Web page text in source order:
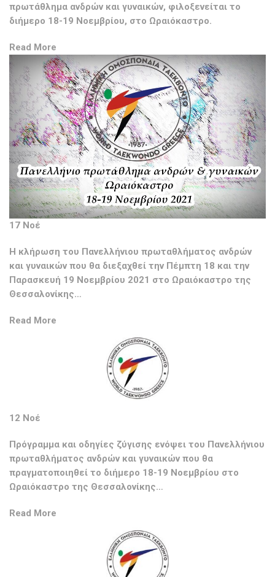
πρωτάθλημα ανδρών και γυναικών, φιλοξενείται το
διήμερο 18-19 Νοεμβρίου, στο Ωραιόκαστρο.
Read More
17 Νοέ
Η κλήρωση του Πανελλήνιου πρωταθλήματος ανδρών
και γυναικών που θα διεξαχθεί την Πέμπτη 18 και την
Παρασκευή 19 Νοεμβρίου 2021 στο Ωραιόκαστρο της
Θεσσαλονίκης…
Read More
12 Νοέ
Πρόγραμμα και οδηγίες ζύγισης ενόψει του Πανελλήνιου
πρωταθλήματος ανδρών και γυναικών που θα
πραγματοποιηθεί το διήμερο 18-19 Νοεμβρίου στο
Ωραιόκαστρο της Θεσσαλονίκης…
Read More